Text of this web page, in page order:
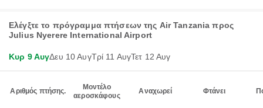
Ελέγξτε το πρόγραμμα πτήσεων της Air Tanzania προς
Julius Nyerere International Airport
Κυρ 9 ΑυγΔευ 10 ΑυγΤρί 11 ΑυγΤετ 12 Αυγ
Αριθμός πτήσης.
Μοντέλο
αεροσκάφους
Αναχωρεί Φτάνει